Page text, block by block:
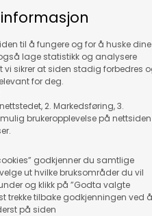
til å fungere og for å huske dine
lage statistikk og analysere
vi sikrer at siden stadig forbedres
for deg.
2. Markedsføring, 3.
brukeropplevelse på nettsiden
godkjenner du samtlige
ut hvilke bruksområder du vil
og klikk på ”Godta valgte
trekke tilbake godkjenningen ved å
på siden
På lager
NOK
(inkl. mva)
Evt. leveringskostnader
Varenr.: 59631